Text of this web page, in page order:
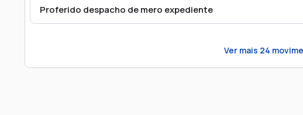
Proferido despacho de mero expediente
Ver mais 24